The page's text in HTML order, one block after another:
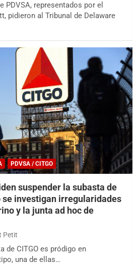
PDVSA, representados por el
pidieron al Tribunal de Delaware
PDVSA / CITGO
suspender la subasta de
se investigan irregularidades
y la junta ad hoc de
Petit
de CITGO es pródigo en
una de ellas…